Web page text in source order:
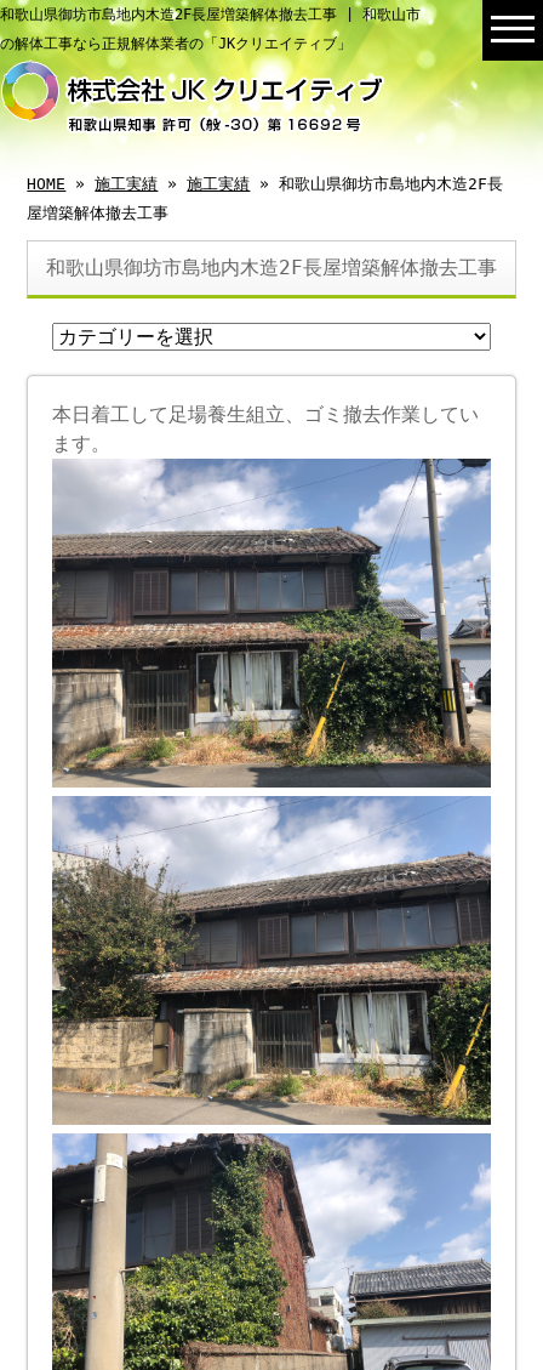
和歌山県御坊市島地内木造2F長屋増築解体撤去工事 | 和歌山市
の解体工事なら正規解体業者の「JKクリエイティブ」
HOME »施工実績 »施工実績 » 和歌山県御坊市島地内木造2F長
屋増築解体撤去工事
和歌山県御坊市島地内木造2F長屋増築解体撤去工事
本日着工して足場養生組立、ゴミ撤去作業してい
ます。